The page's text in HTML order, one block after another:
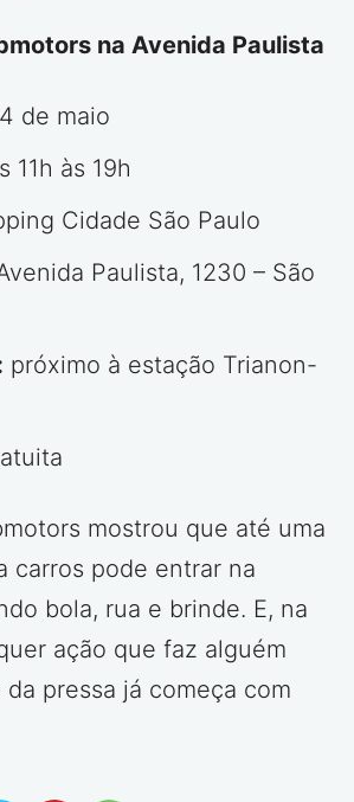
na Avenida Paulista
de maio
11h às 19h
Cidade São Paulo
Paulista, 1230 – São
próximo à estação Trianon-
mostrou que até uma
carros pode entrar na
bola, rua e brinde. E, na
ação que faz alguém
pressa já começa com